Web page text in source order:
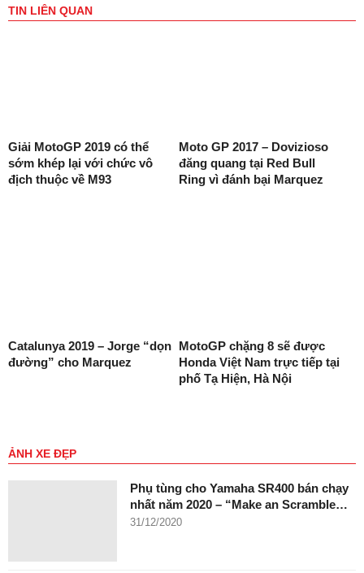
TIN LIÊN QUAN
Giải MotoGP 2019 có thể
sớm khép lại với chức vô
địch thuộc về M93
Moto GP 2017 – Dovizioso
đăng quang tại Red Bull
Ring vì đánh bại Marquez
Catalunya 2019 – Jorge “dọn
đường” cho Marquez
MotoGP chặng 8 sẽ được
Honda Việt Nam trực tiếp tại
phố Tạ Hiện, Hà Nội
ẢNH XE ĐẸP
Phụ tùng cho Yamaha SR400 bán chạy
nhất năm 2020 – “Make an Scramble…
31/12/2020